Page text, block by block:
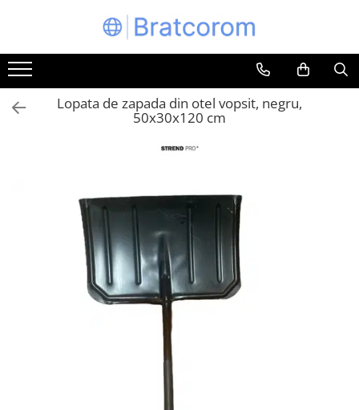
Toate Produsele
Articole animale
Adapatoare animale
Produse igiena externa animale
Bucatarii de vara Tuozi
Articole ambalare
Lopata de zapada din otel vopsit, negru,
50x30x120 cm